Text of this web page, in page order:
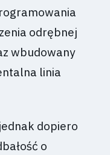
odrębnej
wbudowany
linia
dopiero
o